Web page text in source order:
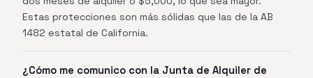
Estas protecciones son más sólidas que las de la AB
1482 estatal de California.
¿Cómo me comunico con la Junta de Alquiler de